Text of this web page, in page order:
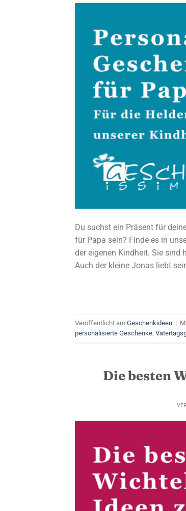
Du suchst ein Präsent für
für Papa sein? Finde es in
der eigenen Kindheit. Sie sind
Auch der kleine Jonas liebt
Veröffentlicht am Geschenkideen |
personalisierte Geschenke,
Die besten